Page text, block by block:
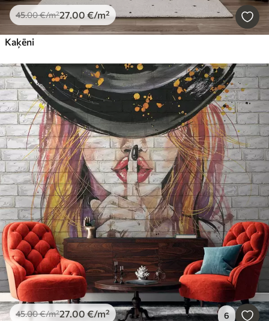
45.00€/m²27.00 €/m²
Kaķēni
45.00€/m²27.00 €/m² 6